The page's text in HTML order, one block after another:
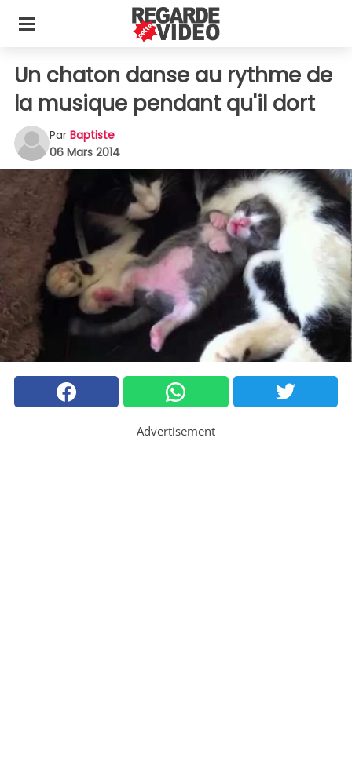
Un chaton danse au rythme de
la musique pendant qu'il dort
Par Baptiste
06 Mars 2014
Advertisement